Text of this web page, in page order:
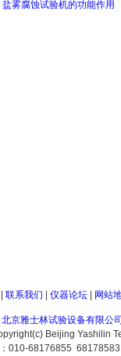
盐雾腐蚀试验机的功能作用
联系我们 仪器论坛| 网站
北京雅士林试验设备有限公
Beijing Yashilin
：010-68176855